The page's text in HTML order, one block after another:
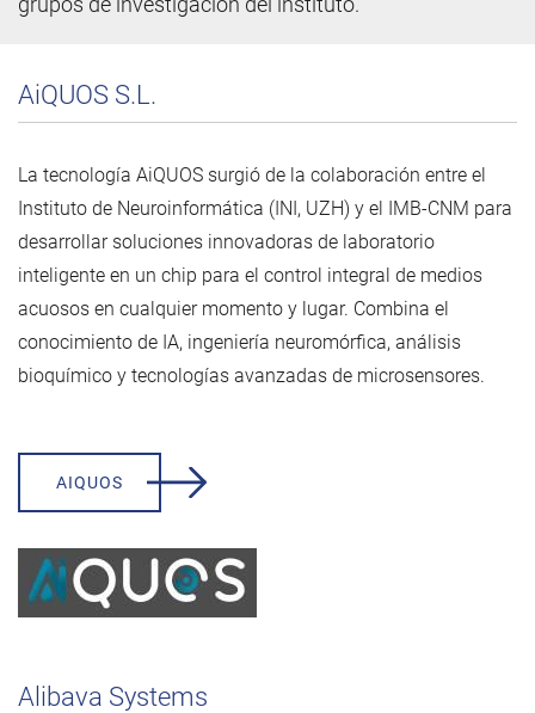
AiQUOS S.L.
La tecnología AiQUOS surgió de la colaboración entre el
Instituto de Neuroinformática (INI, UZH) y el IMB-CNM para
desarrollar soluciones innovadoras de laboratorio
inteligente en un chip para el control integral de medios
acuosos en cualquier momento y lugar. Combina el
conocimiento de IA, ingeniería neuromórfica, análisis
bioquímico y tecnologías avanzadas de microsensores.
AIQUOS
Alibava Systems